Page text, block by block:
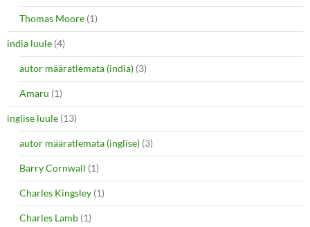
Thomas Moore (1)
india luule (4)
autor määratlemata (india) (3)
Amaru (1)
inglise luule (13)
autor määratlemata (inglise) (3)
Barry Cornwall (1)
Charles Kingsley (1)
Charles Lamb (1)